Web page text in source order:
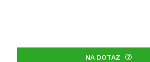
NA DOTAZ